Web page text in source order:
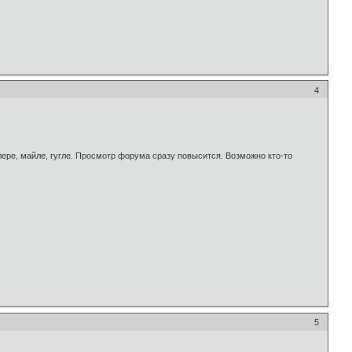
4
майле, гугле. Просмотр форума сразу повысится. Возможно кто-то
5